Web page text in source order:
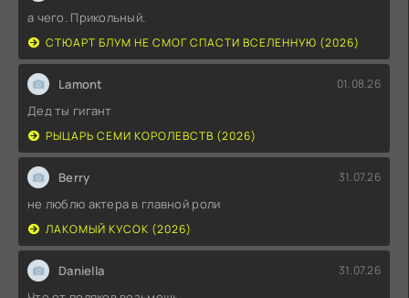
а чего. Прикольный.
СТЮАРТ БЛУМ НЕ СМОГ СПАСТИ ВСЕЛЕННУЮ (2026)
Lamont 01.08.26
Дед ты гигант
РЫЦАРЬ СЕМИ КОРОЛЕВСТВ (2026)
Berry 31.07.26
не люблю актера в главной роли
ЛАКОМЫЙ КУСОК (2026)
Daniella 31.07.26